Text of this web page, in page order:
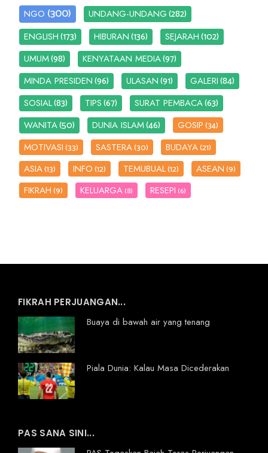
NGO (300) UNDANG-UNDANG(282)
ENGLISH(173) HIBURAN(136) SEJARAH(102)
UMUM(98) KENYATAAN MEDIA(97)
MINDA PRESIDEN(96) ULASAN(91) GALERI(84)
SOSIAL(83) TIPS(67) SURAT PEMBACA(63)
WANITA(50) DUNIA ISLAM(46) GOSIP(34)
MOTIVASI(33) SASTERA(30) BUDAYA(21)
ASIA(13) INFO(12) TEMUBUAL(12) ASEAN(9)
FIKRAH(9) KELUARGA (8) RESEPI (6)
FIKRAH PERJUANGAN...
Buaya di bawah air yang tenang
Piala Dunia: Kalau Masa Dicederakan
PAS SANA SINI...